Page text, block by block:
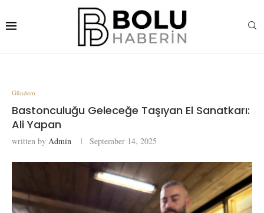
Gündem
Bastonculuğu Geleceğe Taşıyan El Sanatkarı:
Ali Yapan
written by Admin September 14, 2025